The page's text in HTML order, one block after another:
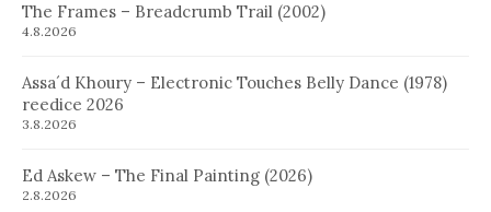
The Frames – Breadcrumb Trail (2002)
4.8.2026
Assa´d Khoury – Electronic Touches Belly Dance (1978)
reedice 2026
3.8.2026
Ed Askew – The Final Painting (2026)
2.8.2026